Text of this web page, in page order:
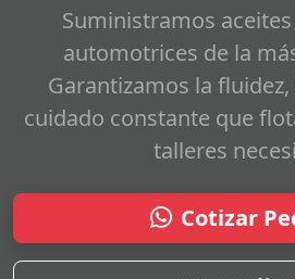
Suministramos
automotrices de la
Garantizamos la
cuidado constante que
talleres
Cotizar